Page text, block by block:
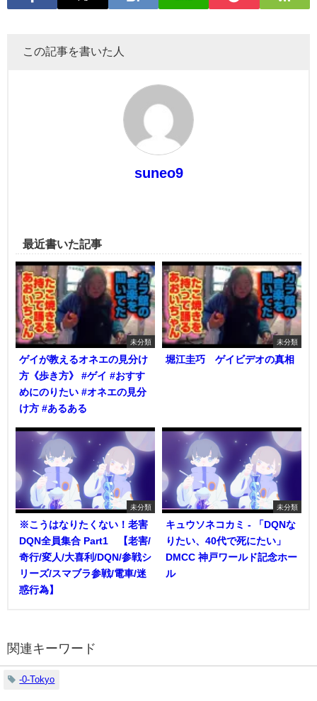
この記事を書いた人
suneo9
最近書いた記事
未分類
ゲイが教えるオネエの見分け
方《歩き方》 #ゲイ #おすす
めにのりたい #オネエの見分
け方 #あるある
未分類
堀江圭巧 ゲイビデオの真相
未分類
※こうはなりたくない！老害
DQN全員集合 Part1 【老害/
奇行/変人/大喜利/DQN/参戦シ
リーズ/スマブラ参戦/電車/迷
惑行為】
未分類
キュウソネコカミ - 「DQNな
りたい、40代で死にたい」
DMCC 神戸ワールド記念ホー
ル
関連キーワード
-0-Tokyo